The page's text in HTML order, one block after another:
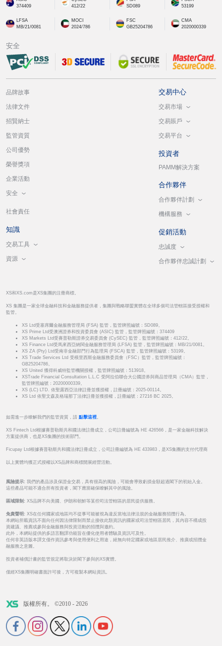
374409
412/22
SD089
53199
LFSA
MB/21/0081
MOCI
2024/786
FSC
GB25204786
CMA
2020000339
安全
品牌故事
法律文件
招賢納士
監管資質
公司優勢
榮譽獎項
企業活動
安全
社會責任
知識
交易工具
資源
交易中心
交易市場
交易賬戶
交易平台
投資者
PAMM解決方案
合作夥伴
合作夥伴計劃
機構服務
促銷活動
忠誠度
合作夥伴忠誠計劃
XS和XS.com是XS集團的注冊商標。
XS 集團是一家全球金融科技和金融服務提供者，集團與戰略聯盟實體在全球多個司法管轄區接受授權和
監管。
XS Ltd受塞席爾金融服務管理局 (FSA) 監管，監管牌照編號：SD089。
XS Prime Ltd受澳洲證券和投資委員會 (ASIC) 監管，監管牌照編號：374409
XS Markets Ltd受賽普勒斯證券交易委員會 (CySEC) 監管，監管牌照編號：412/22。
XS Finance Ltd受馬來西亞納閩金融服務管理局 (LFSA) 監管，監管牌照編號：MB/21/0081。
XS ZA (Pty) Ltd受南非金融部門行為監理局 (FSCA) 監管，監管牌照編號：53199。
XS Trade Services Ltd 受模里西斯金融服務委員會（FSC）監管，監管牌照編號：
GB25204786。
XS United 獲得科威特監管機關授權，監管牌照編號：513918。
XSTrade Financial Consultation L.L.C 受阿拉伯聯合大公國證券與商品管理局（CMA）監管，
監管牌照編號：20200000339。
XS (LC) LTD. 依聖露西亞法律註冊並獲授權，註冊編號：2025-00114。
XS Ltd 依聖文森及格瑞那丁法律註冊並獲授權，註冊編號：27216 BC 2025。
如需進一步瞭解我們的監管資質，請 點擊這裡。
XS Fintech Ltd根據賽普勒斯共和國法律註冊成立，公司註冊編號為 HE 426566，是一家金融科技解決
方案提供商，也是XS集團的技術部門。
Ficupay Ltd根據賽普勒斯共和國法律註冊成立，公司註冊編號為 HE 433983，是XS集團的支付代理商
以上實體均獲正式授權以XS品牌和商標開展經營活動。
風險提示: 我們的產品涉及保證金交易，具有很高的風險，可能會導致虧損金額超過閣下的初始入金。
這些產品可能不適合所有投資者，閣下應當確保瞭解其中的風險。
區域限制: XS品牌不向美國、伊朗和朝鮮等某些司法管轄區的居民提供服務。
免責聲明: XS在任何國家或地區均不從事可能被視為違反當地法律法規的金融服務招攬行為。
本網站所載資訊不面向任何因法律限制而禁止接收此類資訊的國家或司法管轄區居民，其內容不構成投
資建議、推薦或參與金融服務與投資活動的招攬與邀約。
此外，本網站提供的多語言翻譯功能旨在優化使用者體驗及資訊可及性。
任何非英語版本譯文僅作資訊參考與使用便利之用途，絕無向特定國家或地區居民推介、推廣或招攬金
融服務之意圖。
投資者補償計畫的監管規定將取決於閣下參與的XS實體。
僅經XS集團明確書面許可後，方可複製本網站資訊。
版權所有。 ©2010 - 2026